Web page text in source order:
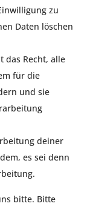
zu
Daten löschen
das Recht, alle
für die
und sie
deiner
es sei denn
bitte. Bitte